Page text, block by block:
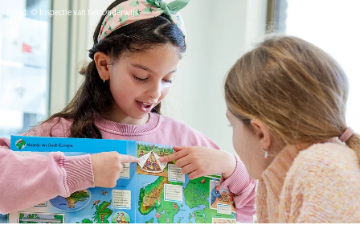
Beeld: © Inspectie van het Onderwijs